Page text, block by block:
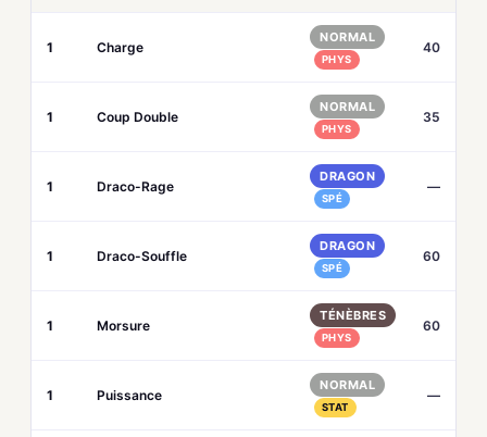
1 Charge
NORMAL
PHYS
40
1 Coup Double
NORMAL
PHYS
35
1 Draco-Rage
DRAGON
SPÉ
—
1 Draco-Souffle
DRAGON
SPÉ
60
1 Morsure
TÉNÈBRES
PHYS
60
1 Puissance
NORMAL
STAT
—